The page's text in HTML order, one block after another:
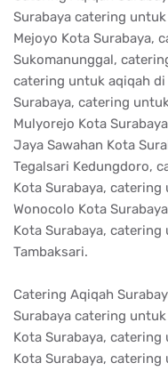
Surabaya catering
Mejoyo Kota Surabaya,
Sukomanunggal,
catering untuk aqiqah
Surabaya, catering
Mulyorejo Kota
Jaya Sawahan Kota
Tegalsari Kedungdoro,
Kota Surabaya,
Wonocolo Kota
Kota Surabaya,
Tambaksari.
Catering Aqiqah
Surabaya catering
Kota Surabaya, catering
Kota Surabaya,